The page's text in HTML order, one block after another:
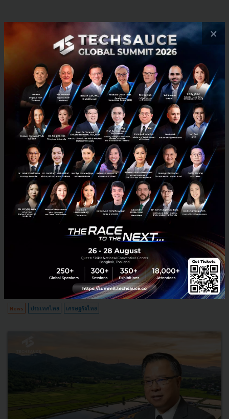
RELATED ARTICLE
3 เรื่องที่ประเทศไทยต้อง Focus สร้างคน–นวัตกรรม–ปฏิรูป
ระบบราชการ เพื่อยกระดับขีดความสามารถประเทศ
นายอนุทิน ชาญวีรกูล นายกรัฐมนตรีและรัฐมนตรีว่าการกระทรวง
มหาดไทย กล่าวปาฐกถาพิเศษในหัวข้อ “ฝ่าวิกฤติ รับมือระเบียบโลก
ใหม่” ในงาน The INTANIA Forum...
สิงหาคม 6, 2026| ByTechsauce Team
News ประเทศไทย เศรษฐกิจไทย
×